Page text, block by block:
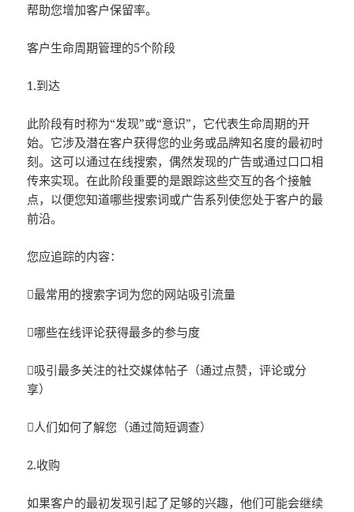
帮助您增加客户保留率。
客户生命周期管理的5个阶段
1.到达
此阶段有时称为“发现”或“意识”，它代表生命周期的开
始。它涉及潜在客户获得您的业务或品牌知名度的最初时
刻。这可以通过在线搜索，偶然发现的广告或通过口口相
传来实现。在此阶段重要的是跟踪这些交互的各个接触
点，以便您知道哪些搜索词或广告系列使您处于客户的最
前沿。
您应追踪的内容：
最常用的搜索字词为您的网站吸引流量
哪些在线评论获得最多的参与度
吸引最多关注的社交媒体帖子（通过点赞，评论或分
享）
人们如何了解您（通过简短调查）
2.收购
如果客户的最初发现引起了足够的兴趣，他们可能会继续